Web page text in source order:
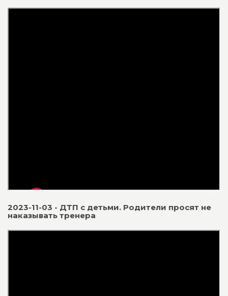
2023-11-03 - ДТП с детьми. Родители просят не
наказывать тренера